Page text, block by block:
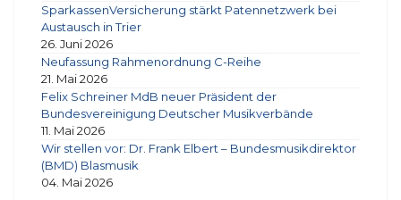
SparkassenVersicherung stärkt Patennetzwerk bei
Austausch in Trier
26. Juni 2026
Neufassung Rahmenordnung C-Reihe
21. Mai 2026
Felix Schreiner MdB neuer Präsident der
Bundesvereinigung Deutscher Musikverbände
11. Mai 2026
Wir stellen vor: Dr. Frank Elbert – Bundesmusikdirektor
(BMD) Blasmusik
04. Mai 2026